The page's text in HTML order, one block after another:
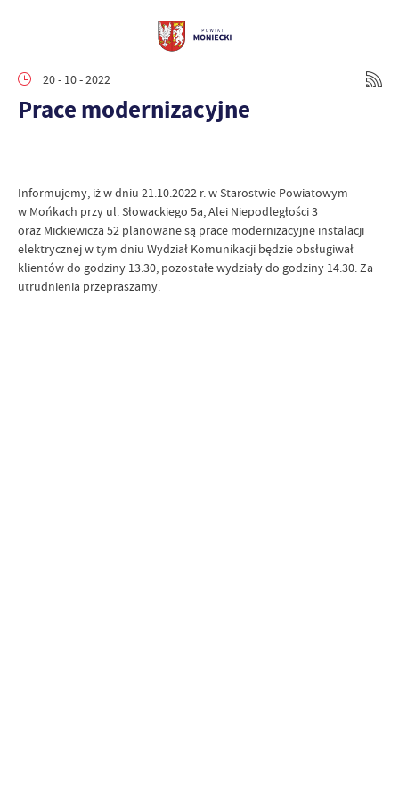
20 - 10 - 2022
Prace modernizacyjne
Informujemy, iż w dniu 21.10.2022 r. w Starostwie Powiatowym
w Mońkach przy ul. Słowackiego 5a, Alei Niepodległości 3
oraz Mickiewicza 52 planowane są prace modernizacyjne instalacji
elektrycznej w tym dniu Wydział Komunikacji będzie obsługiwał
klientów do godziny 13.30, pozostałe wydziały do godziny 14.30. Za
utrudnienia przepraszamy.